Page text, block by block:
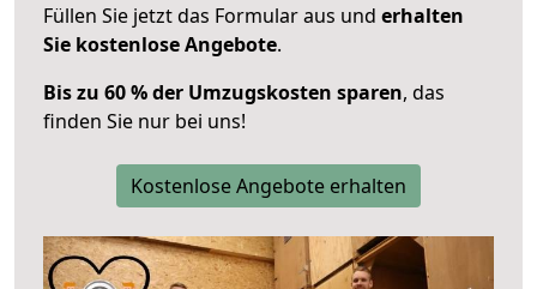
Füllen Sie jetzt das Formular aus und erhalten
Sie kostenlose Angebote.
Bis zu 60 % der Umzugskosten sparen, das
finden Sie nur bei uns!
Kostenlose Angebote erhalten